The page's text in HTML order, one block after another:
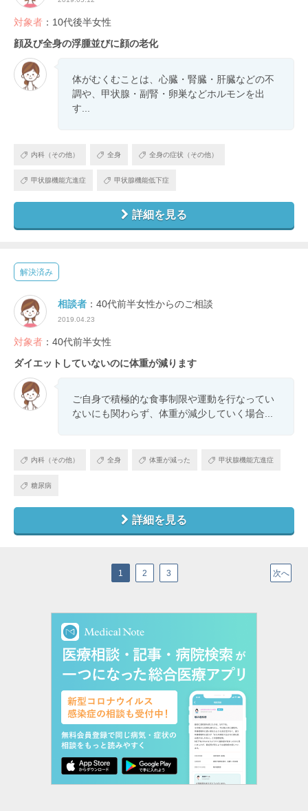
対象者 ：10代後半女性
顔及び全身の浮腫並びに顔の老化
体がむくむことは、心臓・腎臓・肝臓などの不
調や、甲状腺・副腎・卵巣などホルモンを出
す...
内科（その他） 全身 全身の症状（その他）
甲状腺機能亢進症 甲状腺機能低下症
詳細を見る
解決済み
相談者 ：40代前半女性からのご相談
2019.04.23
対象者 ：40代前半女性
ダイエットしていないのに体重が減ります
ご自身で積極的な食事制限や運動を行なってい
ないにも関わらず、体重が減少していく場合...
内科（その他） 全身 体重が減った 甲状腺機能亢進症
糖尿病
詳細を見る
次へ
1 2 3